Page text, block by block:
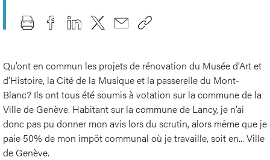
Qu’ont en commun les projets de rénovation du Musée d’Art et
d’Histoire, la Cité de la Musique et la passerelle du Mont-
Blanc? Ils ont tous été soumis à votation sur la commune de la
Ville de Genève. Habitant sur la commune de Lancy, je n’ai
donc pas pu donner mon avis lors du scrutin, alors même que je
paie 50% de mon impôt communal où je travaille, soit en... Ville
de Genève.